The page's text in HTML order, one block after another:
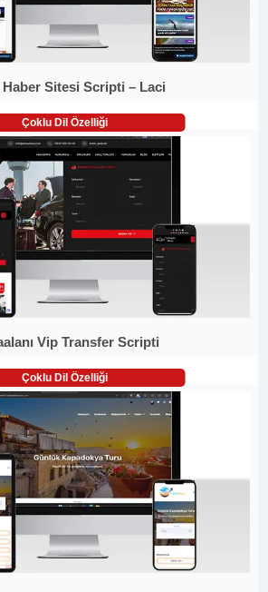
Haber Sitesi Scripti – Laci
Çoklu Dil Özelliği
Vip Transfer Scripti
Çoklu Dil Özelliği